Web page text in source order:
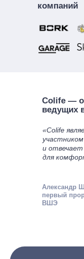
компаний
Colife —
ведущих
«Colife
и
для
Александр
первый
ВШЭ